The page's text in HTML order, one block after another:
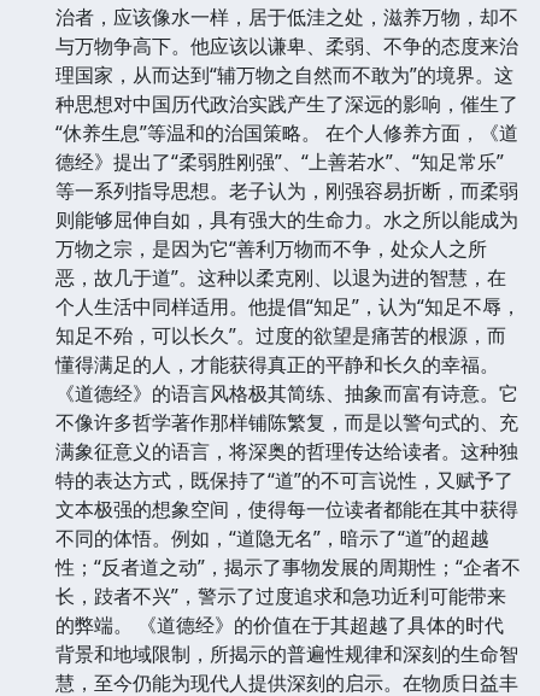
治者，应该像水一样，居于低洼之处，滋养万物，却不
与万物争高下。他应该以谦卑、柔弱、不争的态度来治
理国家，从而达到“辅万物之自然而不敢为”的境界。这
种思想对中国历代政治实践产生了深远的影响，催生了
“休养生息”等温和的治国策略。 在个人修养方面，《道
德经》提出了“柔弱胜刚强”、“上善若水”、“知足常乐”
等一系列指导思想。老子认为，刚强容易折断，而柔弱
则能够屈伸自如，具有强大的生命力。水之所以能成为
万物之宗，是因为它“善利万物而不争，处众人之所
恶，故几于道”。这种以柔克刚、以退为进的智慧，在
个人生活中同样适用。他提倡“知足”，认为“知足不辱，
知足不殆，可以长久”。过度的欲望是痛苦的根源，而
懂得满足的人，才能获得真正的平静和长久的幸福。
《道德经》的语言风格极其简练、抽象而富有诗意。它
不像许多哲学著作那样铺陈繁复，而是以警句式的、充
满象征意义的语言，将深奥的哲理传达给读者。这种独
特的表达方式，既保持了“道”的不可言说性，又赋予了
文本极强的想象空间，使得每一位读者都能在其中获得
不同的体悟。例如，“道隐无名”，暗示了“道”的超越
性；“反者道之动”，揭示了事物发展的周期性；“企者不
长，跂者不兴”，警示了过度追求和急功近利可能带来
的弊端。 《道德经》的价值在于其超越了具体的时代
背景和地域限制，所揭示的普遍性规律和深刻的生命智
慧，至今仍能为现代人提供深刻的启示。在物质日益丰